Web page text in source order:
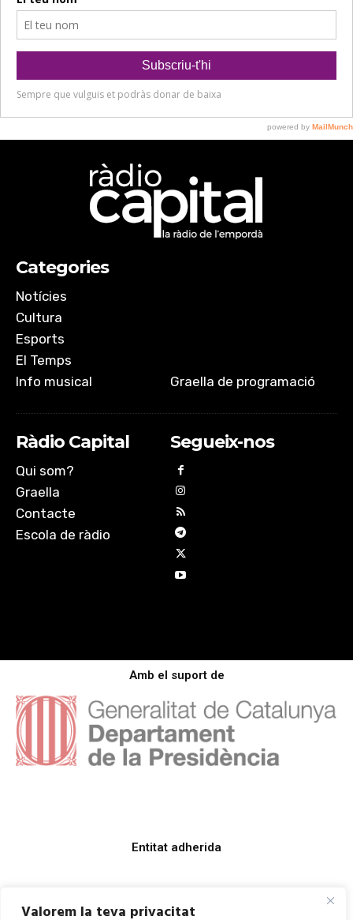
Valorem la teva privacitat
Categories
Notícies
Cultura
Esports
El Temps
Info musical
Graella de programació
Ràdio Capital
Qui som?
Graella
Contacte
Escola de ràdio
Segueix-nos
Amb el suport de
Entitat adherida